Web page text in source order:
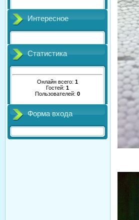
Интересное
Статистика
Онлайн всего: 1
Гостей: 1
Пользователей: 0
Форма входа